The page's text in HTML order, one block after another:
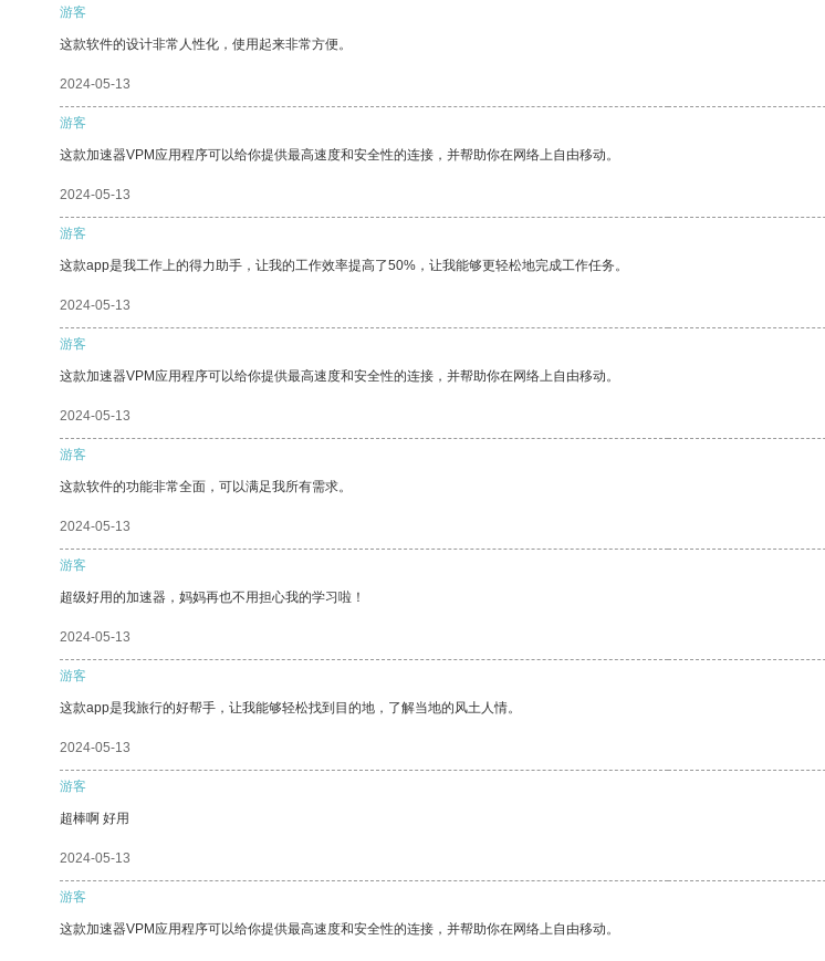
游客
这款软件的设计非常人性化，使用起来非常方便。
2024-05-13
游客
这款加速器VPM应用程序可以给你提供最高速度和安全性的连接，并帮助你在网络上自由移动。
2024-05-13
游客
这款app是我工作上的得力助手，让我的工作效率提高了50%，让我能够更轻松地完成工作任务。
2024-05-13
游客
这款加速器VPM应用程序可以给你提供最高速度和安全性的连接，并帮助你在网络上自由移动。
2024-05-13
游客
这款软件的功能非常全面，可以满足我所有需求。
2024-05-13
游客
超级好用的加速器，妈妈再也不用担心我的学习啦！
2024-05-13
游客
这款app是我旅行的好帮手，让我能够轻松找到目的地，了解当地的风土人情。
2024-05-13
游客
超棒啊 好用
2024-05-13
游客
这款加速器VPM应用程序可以给你提供最高速度和安全性的连接，并帮助你在网络上自由移动。